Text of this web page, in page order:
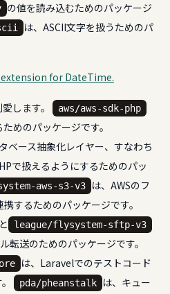
の値を読み込むためのパッケージ
は、ASCII文字を扱うためのパ
extension for DateTime.
します。 aws/aws-sdk-php
めのパッケージです。
ベース抽象化レイヤー、すなわち
で扱えるようにするためのパッ
aws-s3-v3
は、AWSのフ
するためのパッケージです。
と league/flysystem-sftp-v3
転送のためのパッケージです。
は、Laravelでのテストコード
pda/pheanstalk
は、キュー